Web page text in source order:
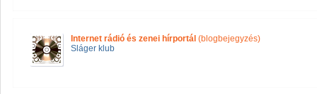
Internet rádió és zenei hírportál (blogbejegyzés)
Sláger klub